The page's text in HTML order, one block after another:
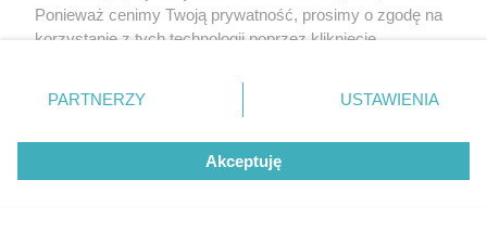
Ponieważ cenimy Twoją prywatność, prosimy o zgodę na
korzystanie z tych technologii poprzez kliknięcie
zmienić/wycofać klikając przycisk ustawień prywatności
znajdujący się w lewym dolnym rogu strony
rodzaje przetwarzania danych nie wymagają zgody
użytkownika, ale masz prawo sprzeciwić się takiemu
przetwarzaniu. Preferencje będą miały zastosowanie tylko
PARTNERZY USTAWIENIA
Akceptuję